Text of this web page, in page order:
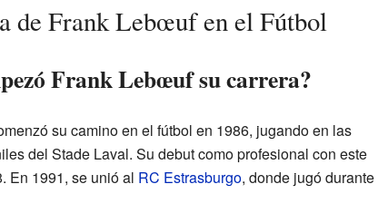
de Frank Lebœuf en el Fútbol
Frank Lebœuf su carrera?
su camino en el fútbol en 1986, jugando en las
del Stade Laval. Su debut como profesional con este
En 1991, se unió al RC Estrasburgo, donde jugó durante